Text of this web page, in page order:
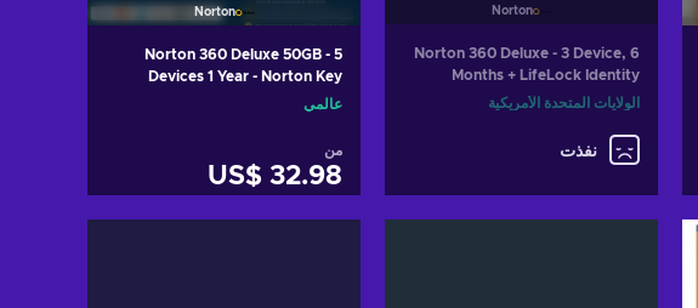
Norton
Norton 360 Deluxe - 3 Device, 6
Months + LifeLock Identity
Advisor - Norton Key UNITED
الولايات المتحدة الأمريكية
نفذت
Norton
Norton 360 Deluxe 50GB - 5
Devices 1 Year - Norton Key
GLOBAL
عالمي
من
US$ 32.98